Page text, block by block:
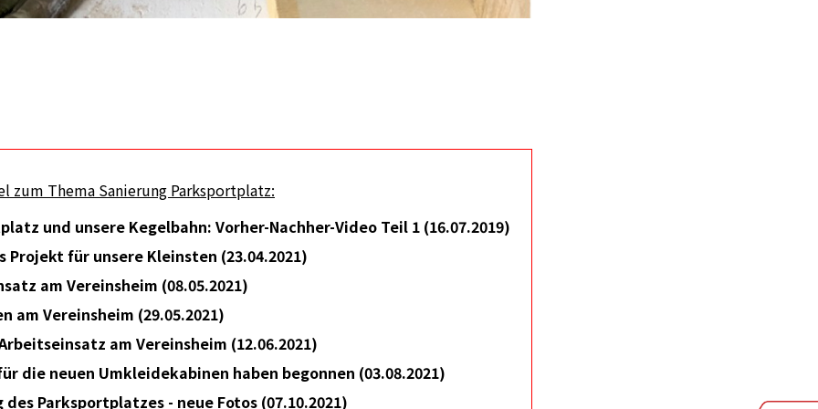
zum Thema Sanierung Parksportplatz:
und unsere Kegelbahn: Vorher-Nachher-Video Teil 1 (16.07.2019)
Projekt für unsere Kleinsten (23.04.2021)
am Vereinsheim (08.05.2021)
am Vereinsheim (29.05.2021)
am Vereinsheim (12.06.2021)
die neuen Umkleidekabinen haben begonnen (03.08.2021)
des Parksportplatzes - neue Fotos (07.10.2021)